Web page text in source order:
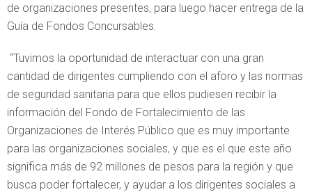
de organizaciones presentes, para luego hacer entrega de la
Guía de Fondos Concursables.
“Tuvimos la oportunidad de interactuar con una gran
cantidad de dirigentes cumpliendo con el aforo y las normas
de seguridad sanitaria para que ellos pudiesen recibir la
información del Fondo de Fortalecimiento de las
Organizaciones de Interés Público que es muy importante
para las organizaciones sociales, y que es el que este año
significa más de 92 millones de pesos para la región y que
busca poder fortalecer, y ayudar a los dirigentes sociales a